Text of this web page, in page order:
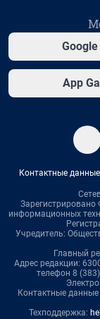
App
Контактные
Зарегистрировано
информационных
Учредитель:
Главный
Адрес редакции:
телефон 8
Контактные
Техподдержка: